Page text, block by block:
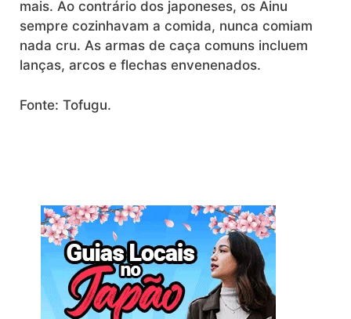
mais. Ao contrário dos japoneses, os Ainu
sempre cozinhavam a comida, nunca comiam
nada cru. As armas de caça comuns incluem
lanças, arcos e flechas envenenados.
Fonte: Tofugu.